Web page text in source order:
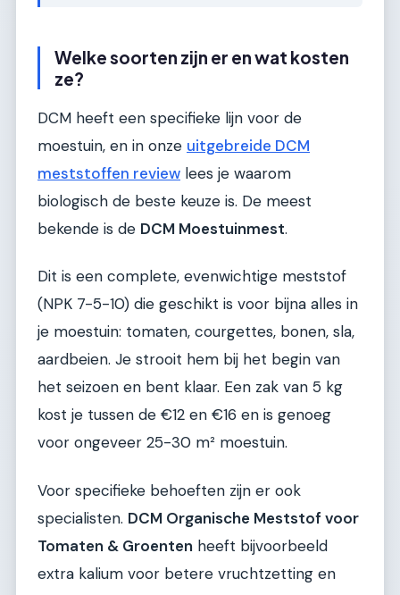
Welke soorten zijn er en wat kosten
ze?
DCM heeft een specifieke lijn voor de
moestuin, en in onze uitgebreide DCM
meststoffen review lees je waarom
biologisch de beste keuze is. De meest
bekende is de DCM Moestuinmest.
Dit is een complete, evenwichtige meststof
(NPK 7-5-10) die geschikt is voor bijna alles in
je moestuin: tomaten, courgettes, bonen, sla,
aardbeien. Je strooit hem bij het begin van
het seizoen en bent klaar. Een zak van 5 kg
kost je tussen de €12 en €16 en is genoeg
voor ongeveer 25-30 m² moestuin.
Voor specifieke behoeften zijn er ook
specialisten. DCM Organische Meststof voor
Tomaten & Groenten heeft bijvoorbeeld
extra kalium voor betere vruchtzetting en